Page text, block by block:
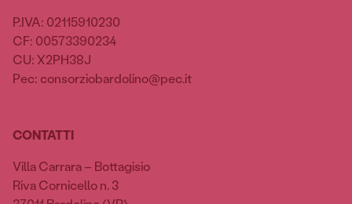
P.IVA: 02115910230
CF: 00573390234
CU: X2PH38J
Pec: consorziobardolino@pec.it
CONTATTI
Villa Carrara – Bottagisio
Riva Cornicello n. 3